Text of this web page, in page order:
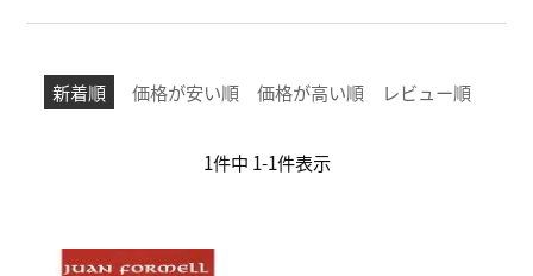
新着順 価格が安い順 価格が高い順 レビュー順
1件中 1-1件表示